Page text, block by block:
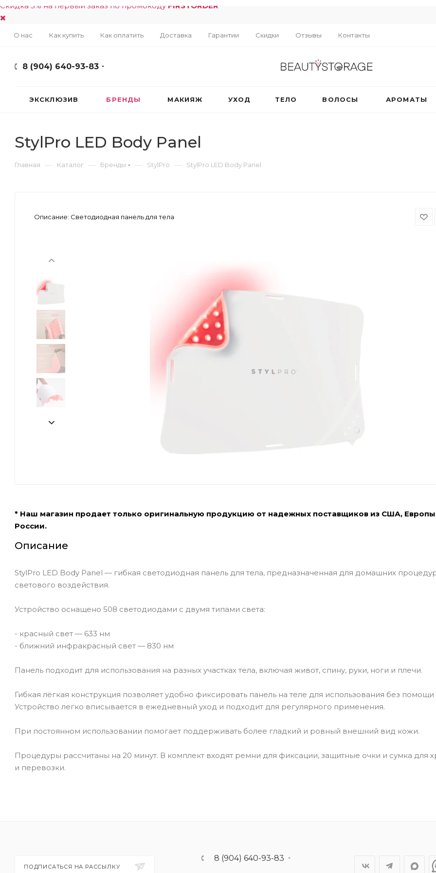
Скидка 5% на первый заказ по промокоду FIRSTORDER
О нас Как купить Как оплатить Доставка Гарантии Скидки Отзывы Контакты
8 (904) 640-93-83
ЭКСКЛЮЗИВ БРЕНДЫ МАКИЯЖ УХОД ТЕЛО ВОЛОСЫ АРОМАТЫ
StylPro LED Body Panel
Главная — Каталог — Бренды — StylPro — StylPro LED Body Panel
Описание: Светодиодная панель для тела
* Наш магазин продает только оригинальную продукцию от надежных поставщиков из США,
России.
Описание
StylPro LED Body Panel — гибкая светодиодная панель для тела, предназначенная для домашних
светового воздействия.
Устройство оснащено 508 светодиодами с двумя типами света:
- красный свет — 633 нм
- ближний инфракрасный свет — 830 нм
Панель подходит для использования на разных участках тела, включая живот, спину, руки, ноги и плечи.
Гибкая лёгкая конструкция позволяет удобно фиксировать панель на теле для использования без помощи
Устройство легко вписывается в ежедневный уход и подходит для регулярного применения.
При постоянном использовании помогает поддерживать более гладкий и ровный внешний вид кожи.
Процедуры рассчитаны на 20 минут. В комплект входят ремни для фиксации, защитные очки и сумка для
и перевозки.
ПОДПИСАТЬСЯ НА РАССЫЛКУ
8 (904) 640-93-83